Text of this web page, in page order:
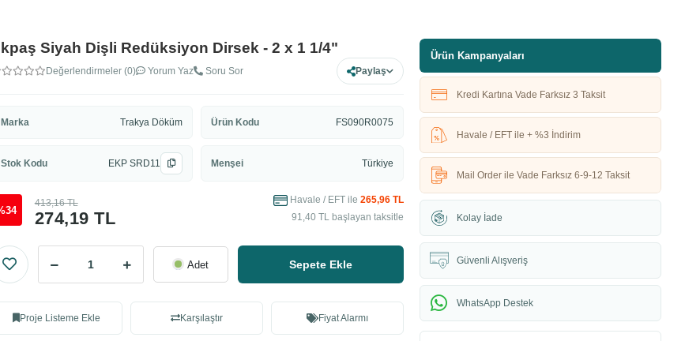
Siyah Dişli Redüksiyon Dirsek - 2 x 1 1/4"
Değerlendirmeler (0) Yorum Yaz Soru Sor Paylaş
Marka Trakya Döküm Ürün Kodu FS090R0075
Stok Kodu EKP SRD11 Menşei Türkiye
274,19 TL
413,16 TL Havale / EFT ile 265,96 TL
91,40 TL başlayan taksitle
Adet Sepete Ekle
Proje Listeme Ekle Karşılaştır Fiyat Alarmı
Ürün Kampanyaları
Kredi Kartına Vade Farksız 3 Taksit
Havale / EFT ile + %3 İndirim
Mail Order ile Vade Farksız 6-9-12 Taksit
Kolay İade
Güvenli Alışveriş
WhatsApp Destek